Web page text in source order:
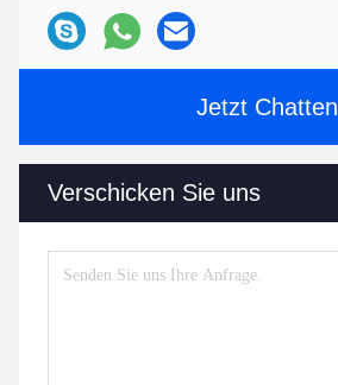
Jetzt Chatten
Verschicken Sie uns